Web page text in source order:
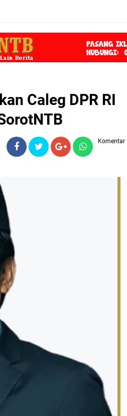
Caleg DPR RI
Komentar